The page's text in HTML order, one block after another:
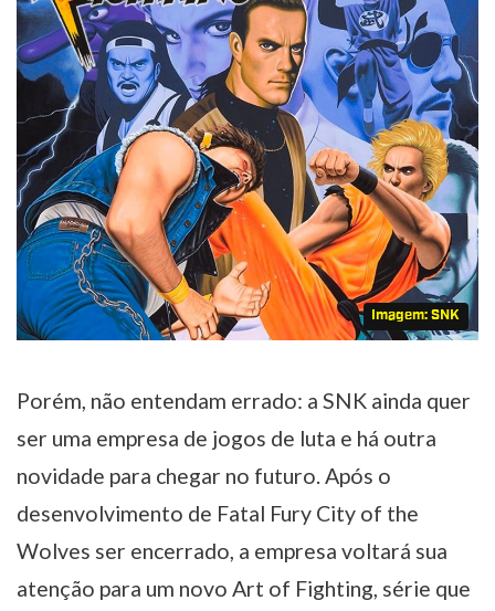
Imagem: SNK
Porém, não entendam errado: a SNK ainda quer
ser uma empresa de jogos de luta e há outra
novidade para chegar no futuro. Após o
desenvolvimento de Fatal Fury City of the
Wolves ser encerrado, a empresa voltará sua
atenção para um novo Art of Fighting, série que